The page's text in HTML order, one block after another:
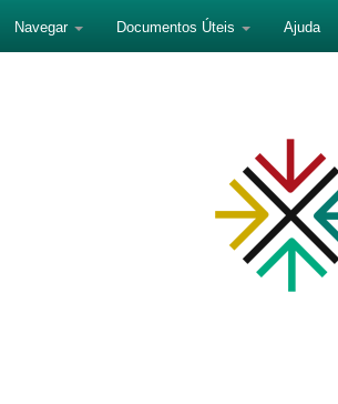
Navegar Documentos Úteis Ajuda